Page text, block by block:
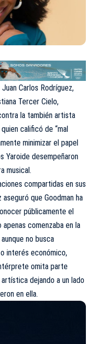
Carlos Rodríguez,
Tercer Cielo,
la también artista
calificó de “mal
minimizar el papel
Yaroide desempeñaron
musical.
compartidas en sus
que Goodman ha
públicamente el
comenzaba en la
no busca
interés económico,
omita parte
dejando a un lado
en ella.